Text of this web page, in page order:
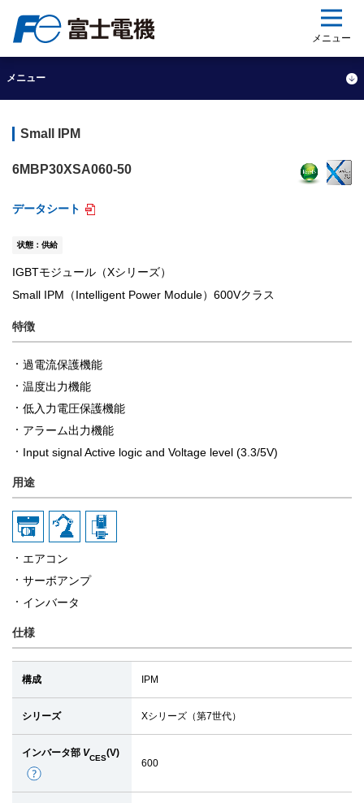
メニュー
メニュー
Small IPM
6MBP30XSA060-50
データシート
状態：供給
IGBTモジュール（Xシリーズ）
Small IPM（Intelligent Power Module）600Vクラス
特徴
過電流保護機能
温度出力機能
低入力電圧保護機能
アラーム出力機能
Input signal Active logic and Voltage level (3.3/5V)
用途
エアコン
サーボアンプ
インバータ
仕様
構成 IPM
シリーズ Xシリーズ（第7世代）
インバータ部 VCES(V)
詳
細
600